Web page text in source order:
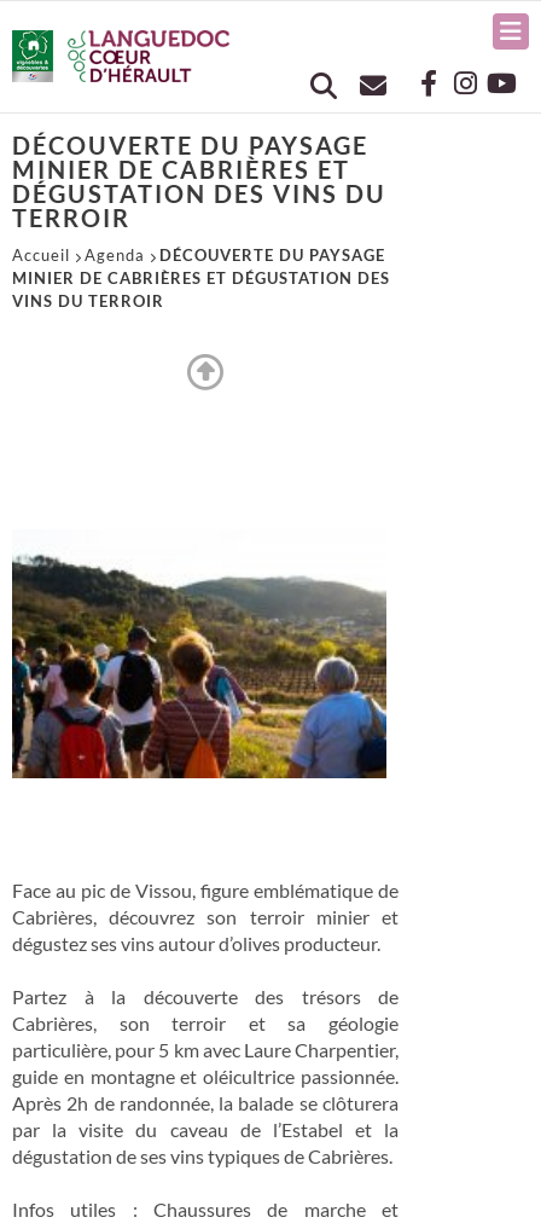
DÉCOUVERTE DU PAYSAGE
MINIER DE CABRIÈRES ET
DÉGUSTATION DES VINS DU
TERROIR
Accueil Agenda
DÉCOUVERTE DU PAYSAGE
MINIER DE CABRIÈRES ET DÉGUSTATION DES
VINS DU TERROIR
Face au pic de Vissou, figure emblématique de
Cabrières, découvrez son terroir minier et
dégustez ses vins autour d’olives producteur.
Partez à la découverte des trésors de
Cabrières, son terroir et sa géologie
particulière, pour 5 km avec Laure Charpentier,
guide en montagne et oléicultrice passionnée.
Après 2h de randonnée, la balade se clôturera
par la visite du caveau de l’Estabel et la
dégustation de ses vins typiques de Cabrières.
Infos utiles : Chaussures de marche et